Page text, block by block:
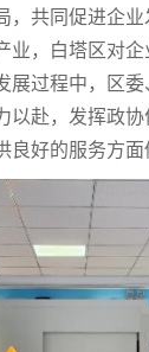
，共同促进企业
业，白塔区对
展过程中，区委
以赴，发挥政
良好的服务方面